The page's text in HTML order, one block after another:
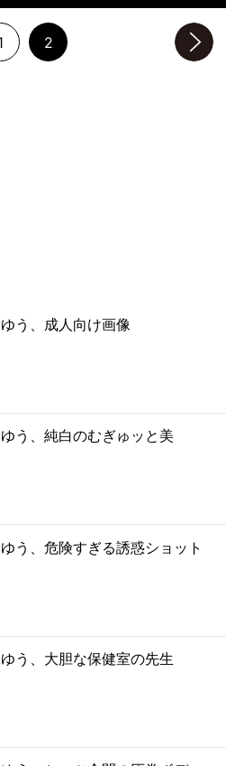
2
う、成人向け画像
う、純白のむぎゅッと美
う、危険すぎる誘惑ショット
う、大胆な保健室の先生